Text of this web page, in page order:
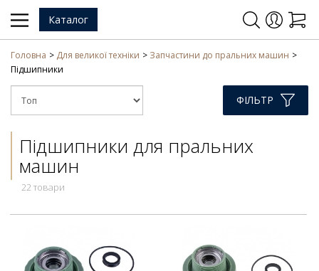
Каталог
Головна Для великої техніки
Запчастини до пральних машин
Підшипники
ФІЛЬТР
Підшипники для пральних
машин
22 товари